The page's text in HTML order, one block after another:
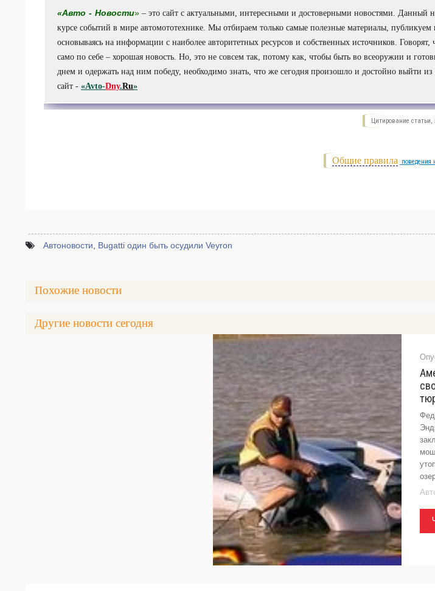
«Авто -Новости» – это сайт с актуальными, интересными и достоверными новостями. Данный
курсе событий в мире автомототехнике. Мы отбираем только самые полезные материалы, публикуем
основываясь на информации с наиболее авторитетных ресурсов и собственных источников. Говорят,
само по себе – хорошая новость. Но, это не совсем так, потому как, чтобы быть во всеоружии и
днем и одержать над ним победу, необходимо знать, что же сегодня произошло и достойно выйти
сайт - «Avto-Dny.Ru»
Цитирование
Общие правила поведения
Автоновости Bugatti один быть осудили Veyron
Похожие новости
Другие новости сегодня